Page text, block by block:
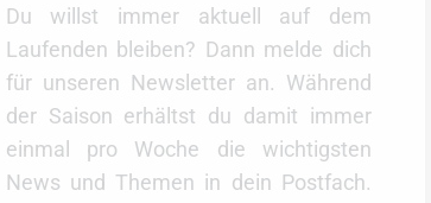
Du willst immer aktuell auf dem
Laufenden bleiben? Dann melde dich
für unseren Newsletter an. Während
der Saison erhältst du damit immer
einmal pro Woche die wichtigsten
News und Themen in dein Postfach.